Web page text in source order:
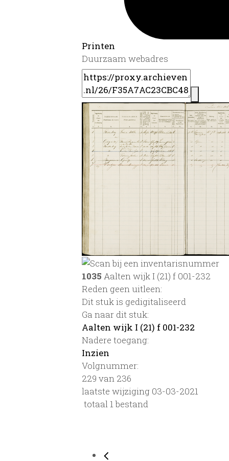
Printen
Duurzaam webadres
1035 Aalten wijk I (21) f 001-232
Reden geen uitleen:
Dit stuk is gedigitaliseerd
Ga naar dit stuk:
Aalten wijk I (21) f 001-232
Nadere toegang:
Inzien
Volgnummer:
229 van 236
laatste wijziging 03-03-2021
totaal 1 bestand